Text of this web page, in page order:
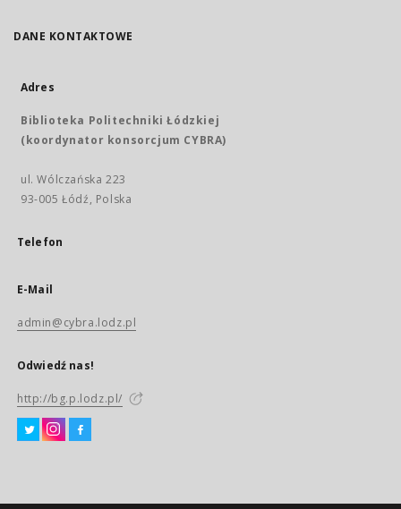
DANE KONTAKTOWE
Adres
Biblioteka Politechniki Łódzkiej
(koordynator konsorcjum CYBRA)
ul. Wólczańska 223
93-005 Łódź, Polska
Telefon
E-Mail
admin@cybra.lodz.pl
Odwiedź nas!
http://bg.p.lodz.pl/